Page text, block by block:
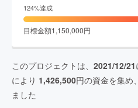
124%達成
目標金額1,150,000円
このプロジェクトは、 2021/12/21
により 1,426,500円の資金を集め、
ました